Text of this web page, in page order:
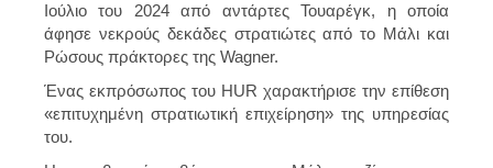
Ιούλιο του 2024 από αντάρτες Τουαρέγκ, η οποία
άφησε νεκρούς δεκάδες στρατιώτες από το Μάλι και
Ρώσους πράκτορες της Wagner.
Ένας εκπρόσωπος του HUR χαρακτήρισε την επίθεση
«επιτυχημένη στρατιωτική επιχείρηση» της υπηρεσίας
του.